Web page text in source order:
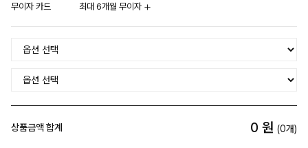
무이자 카드 최대 6개월 무이자
상품금액 합계 0 원 (0개)